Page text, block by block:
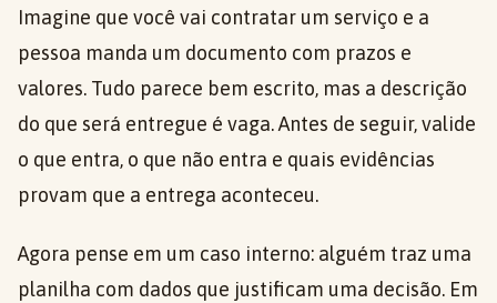
Imagine que você vai contratar um serviço e a
pessoa manda um documento com prazos e
valores. Tudo parece bem escrito, mas a descrição
do que será entregue é vaga. Antes de seguir, valide
o que entra, o que não entra e quais evidências
provam que a entrega aconteceu.
Agora pense em um caso interno: alguém traz uma
planilha com dados que justificam uma decisão. Em